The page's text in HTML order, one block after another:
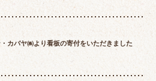
カバヤ㈱より看板の寄付をいただきました